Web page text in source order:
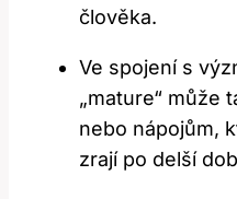
člověka.
Ve spojení s
„mature“ může
nebo nápojům,
zrají po delší